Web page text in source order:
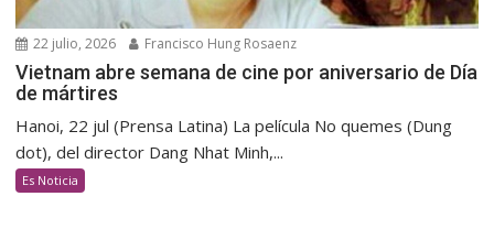
22 julio, 2026 Francisco Hung Rosaenz
Vietnam abre semana de cine por aniversario de Día
de mártires
Hanoi, 22 jul (Prensa Latina) La película No quemes (Dung
dot), del director Dang Nhat Minh,...
Es Noticia